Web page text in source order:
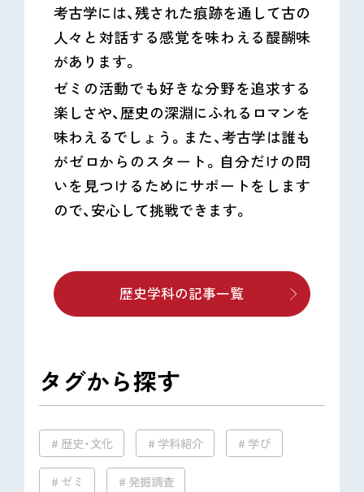
考古学には、残された痕跡を通して古の
人々と対話する感覚を味わえる醍醐味
があります。
ゼミの活動でも好きな分野を追求する
楽しさや、歴史の深淵にふれるロマンを
味わえるでしょう。また、考古学は誰も
がゼロからのスタート。自分だけの問
いを見つけるためにサポートをします
ので、安心して挑戦できます。
歴史学科の記事一覧
タグから探す
歴史・文化 学科紹介 学び
ゼミ 発掘調査